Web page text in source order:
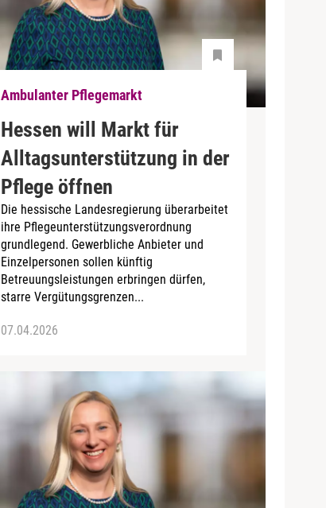
Ambulanter Pflegemarkt
Hessen will Markt für
Alltagsunterstützung in der
Pflege öffnen
Die hessische Landesregierung überarbeitet
ihre Pflegeunterstützungsverordnung
grundlegend. Gewerbliche Anbieter und
Einzelpersonen sollen künftig
Betreuungsleistungen erbringen dürfen,
starre Vergütungsgrenzen...
07.04.2026